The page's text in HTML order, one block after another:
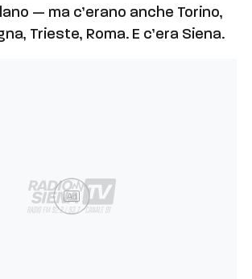
— ma c’erano anche Torino,
Trieste, Roma. E c’era Siena.
Ad